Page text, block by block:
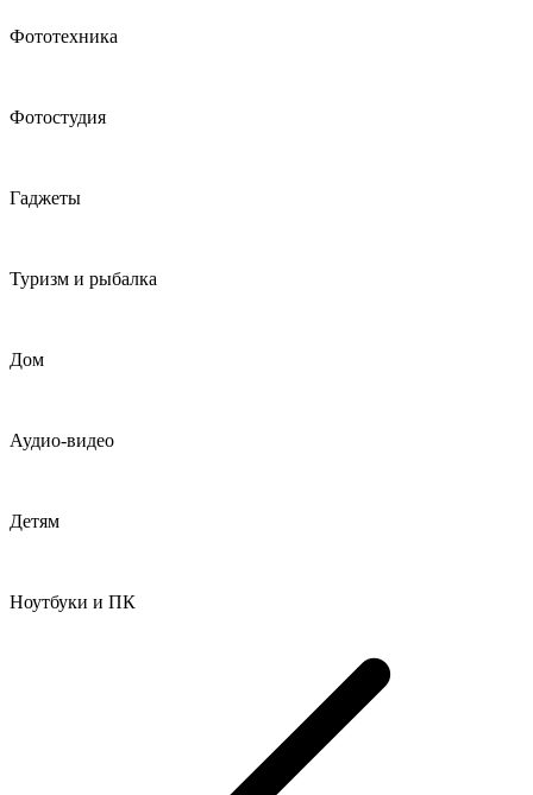
Фототехника
Фотостудия
Гаджеты
Туризм и рыбалка
Дом
Аудио-видео
Детям
Ноутбуки и ПК